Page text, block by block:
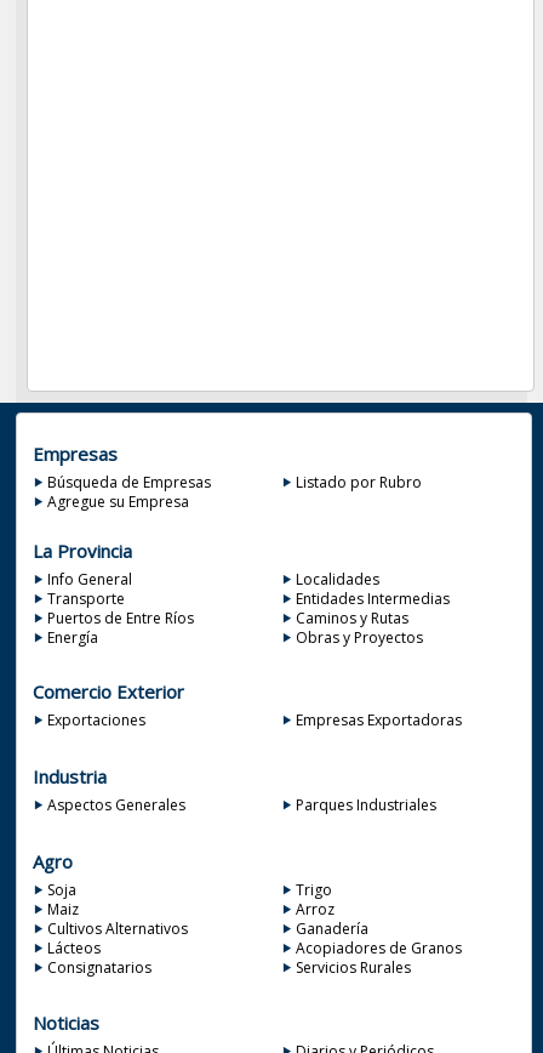
Empresas
Búsqueda de Empresas
Listado por Rubro
Agregue su Empresa
La Provincia
Info General
Localidades
Transporte
Entidades Intermedias
Puertos de Entre Ríos
Caminos y Rutas
Energía
Obras y Proyectos
Comercio Exterior
Exportaciones Empresas Exportadoras
Industria
Aspectos Generales Parques Industriales
Agro
Soja
Trigo
Maiz
Arroz
Cultivos Alternativos
Ganadería
Lácteos
Acopiadores de Granos
Consignatarios
Servicios Rurales
Noticias